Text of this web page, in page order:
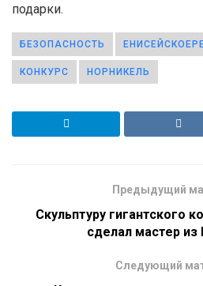
подарки.
БЕЗОПАСНОСТЬ
КОНКУРС НОРНИКЕЛЬ
Предыдущий
Скульптуру гигантского
сделал мастер из
Следующий